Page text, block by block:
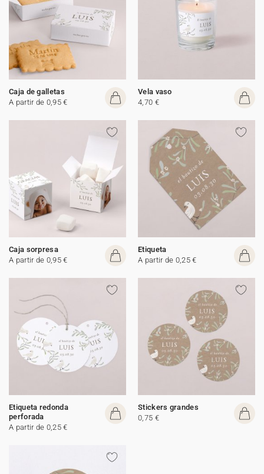
Caja de galletas
A partir de 0,95 €
Vela vaso
4,70 €
Caja sorpresa
A partir de 0,95 €
Etiqueta
A partir de 0,25 €
Etiqueta redonda
perforada
A partir de 0,25 €
Stickers grandes
0,75 €